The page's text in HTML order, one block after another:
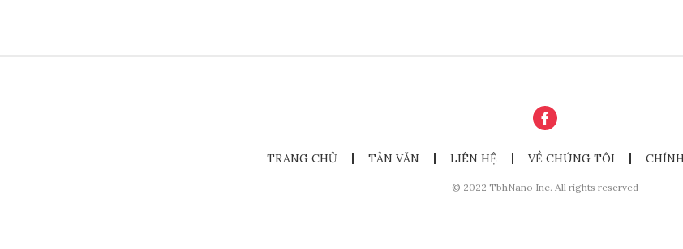
TRANG CHỦ TẢN VĂN LIÊN HỆ VỀ CHÚNG TÔI
© 2022 TbhNano Inc. All rights reserved